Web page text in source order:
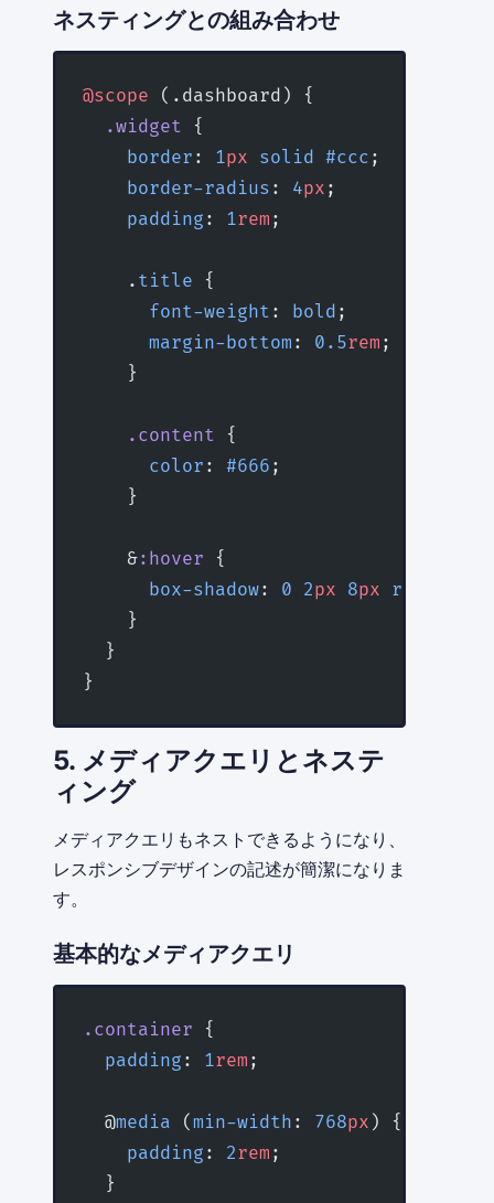
ネスティングとの組み合わせ
@scope (.dashboard) {
  .widget
{
    border
: 1px solid #ccc ;
    border-radius
: 4px ;
    padding
: 1rem ;
    .
title {
      font-weight
: bold ;
      margin-bottom
: 0.5rem ;
    }
    .content
{
      color
: #666 ;
    }
    &
:hover {
      box-shadow
: 0 2px 8px rgba
    }
  }
}
5. メディアクエリとネステ
ィング
メディアクエリもネストできるようになり、
レスポンシブデザインの記述が簡潔になりま
す。
基本的なメディアクエリ
.container {
  padding
: 1rem ;
  @
media ( min-width : 768px ) {
    padding
: 2rem ;
  }